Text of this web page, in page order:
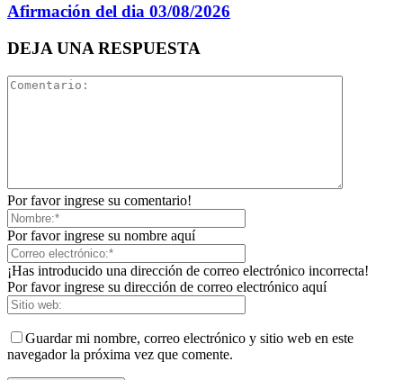
Afirmación del dia 03/08/2026
DEJA UNA RESPUESTA
Por favor ingrese su comentario!
Por favor ingrese su nombre aquí
¡Has introducido una dirección de correo electrónico incorrecta!
Por favor ingrese su dirección de correo electrónico aquí
Guardar mi nombre, correo electrónico y sitio web en este
navegador la próxima vez que comente.